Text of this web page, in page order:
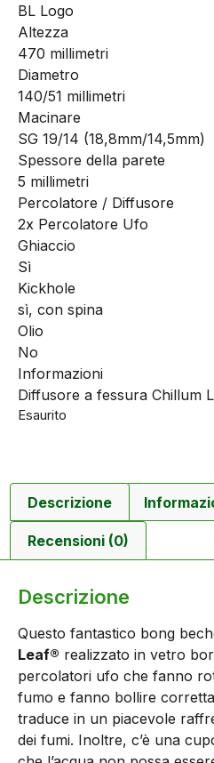
BL Logo
Altezza
470 millimetri
Diametro
140/51 millimetri
Macinare
SG 19/14 (18,8mm/14,5mm)
Spessore della parete
5 millimetri
Percolatore / Diffusore
2x Percolatore Ufo
Ghiaccio
Sì
Kickhole
sì, con spina
Olio
No
Informazioni
Diffusore a fessura Chillum
Esaurito
Descrizione
Recensioni (0)
Descrizione
Questo fantastico bong
Leaf® realizzato in vetro
percolatori ufo che fanno
fumo e fanno bollire
traduce in un piacevole
dei fumi. Inoltre, c’è una